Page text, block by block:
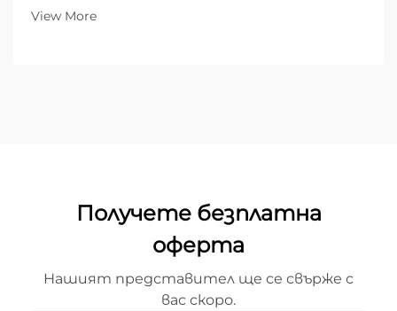
Докато глобалните индустрии се насочват към
View More
Получете безплатна
оферта
Нашият представител ще се свърже с
вас скоро.